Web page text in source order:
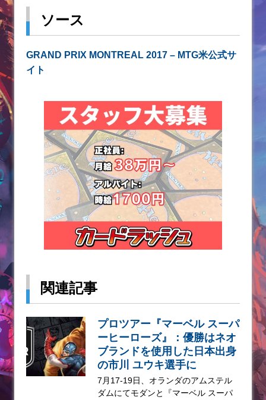
ソース
GRAND PRIX MONTREAL 2017 – MTG米公式サ
イト
関連記事
プロツアー『マーベル スーパ
ーヒーローズ』：優勝はネオ
ブランドを使用した日本出身
の市川 ユウキ選手に
7月17-19日、オランダのアムステル
ダムにてモダンと『マーベル スーパ